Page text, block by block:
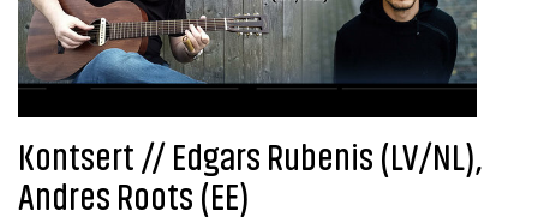
Kontsert // Edgars Rubenis (LV/NL),
Andres Roots (EE)